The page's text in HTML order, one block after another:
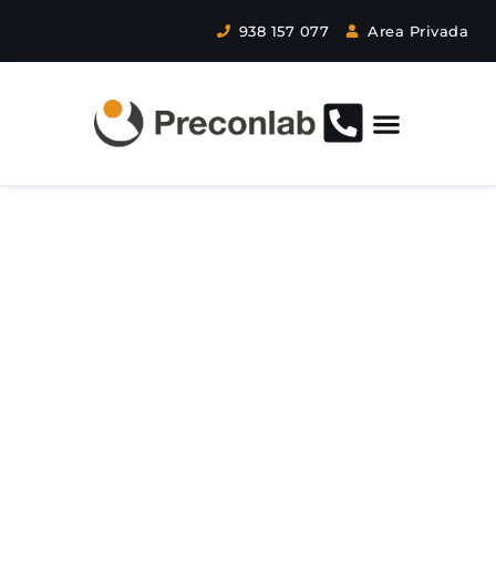
938 157 077 Area Privada